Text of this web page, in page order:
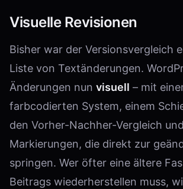
Visuelle Revisionen
Bisher war der Versionsvergleich
Liste von Textänderungen.
Änderungen nun visuell – mit
farbcodierten System, einem
den Vorher-Nachher-Vergleich
Markierungen, die direkt zur
springen. Wer öfter eine ältere
Beitrags wiederherstellen muss,